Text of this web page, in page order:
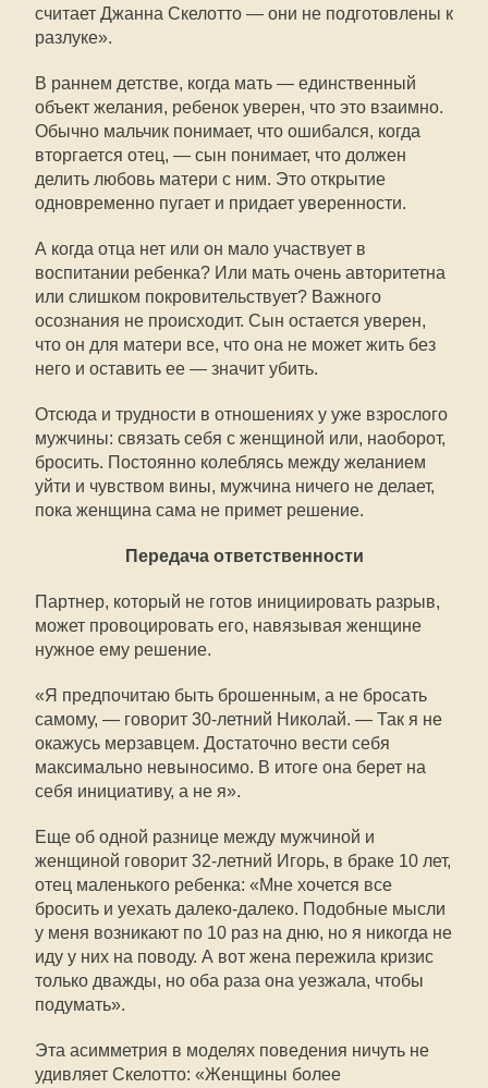
считает Джанна Скелотто — они не подготовлены к
разлуке».
В раннем детстве, когда мать — единственный
объект желания, ребенок уверен, что это взаимно.
Обычно мальчик понимает, что ошибался, когда
вторгается отец, — сын понимает, что должен
делить любовь матери с ним. Это открытие
одновременно пугает и придает уверенности.
А когда отца нет или он мало участвует в
воспитании ребенка? Или мать очень авторитетна
или слишком покровительствует? Важного
осознания не происходит. Сын остается уверен,
что он для матери все, что она не может жить без
него и оставить ее — значит убить.
Отсюда и трудности в отношениях у уже взрослого
мужчины: связать себя с женщиной или, наоборот,
бросить. Постоянно колеблясь между желанием
уйти и чувством вины, мужчина ничего не делает,
пока женщина сама не примет решение.
Передача ответственности
Партнер, который не готов инициировать разрыв,
может провоцировать его, навязывая женщине
нужное ему решение.
«Я предпочитаю быть брошенным, а не бросать
самому, — говорит 30-летний Николай. — Так я не
окажусь мерзавцем. Достаточно вести себя
максимально невыносимо. В итоге она берет на
себя инициативу, а не я».
Еще об одной разнице между мужчиной и
женщиной говорит 32-летний Игорь, в браке 10 лет,
отец маленького ребенка: «Мне хочется все
бросить и уехать далеко-далеко. Подобные мысли
у меня возникают по 10 раз на дню, но я никогда не
иду у них на поводу. А вот жена пережила кризис
только дважды, но оба раза она уезжала, чтобы
подумать».
Эта асимметрия в моделях поведения ничуть не
удивляет Скелотто: «Женщины более